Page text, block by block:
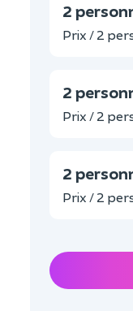
2
Prix / 2
2
Prix / 2
2
Prix / 2